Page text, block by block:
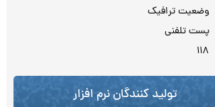
وضعیت ترافیک
پست تلفنی
۱۱۸
تولید کنندگان نرم افزار